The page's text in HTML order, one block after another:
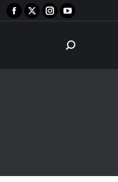
Facebook
X
Instagram
opens
YouTube
opens
Search: